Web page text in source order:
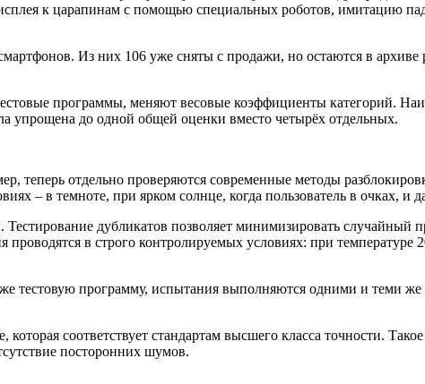
к царапинам с помощью специальных роботов, имитацию
Из них 106 уже сняты с продажи, но остаются в архиве
программы, меняют весовые коэффициенты категорий.
упрощена до одной общей оценки вместо четырёх отдельных.
отдельно проверяются современные методы
– в темноте, при ярком солнце, когда пользователь в очках, и
дубликатов позволяет минимизировать случайный
в строго контролируемых условиях: при температуре
тестовую программу, испытания выполняются одними и теми
соответствует стандартам высшего класса точности.
посторонних шумов.